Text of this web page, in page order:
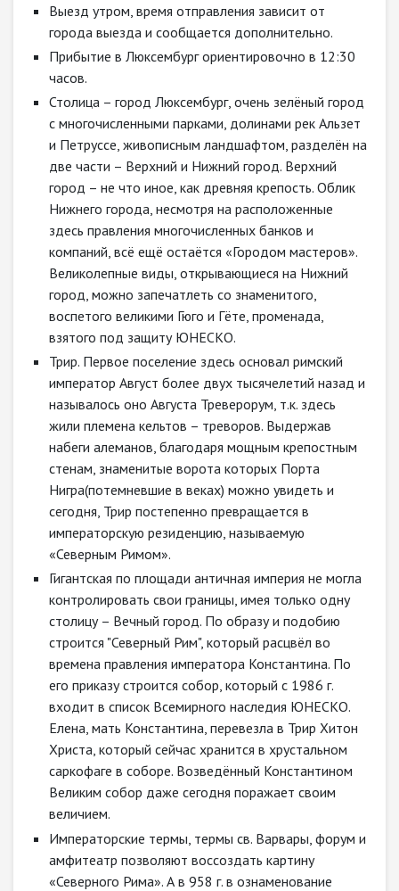
Выезд утром, время отправления зависит от
города выезда и сообщается дополнительно.
Прибытие в Люксембург ориентировочно в 12:30
часов.
Столица – город Люксембург, очень зелёный город
с многочисленными парками, долинами рек Альзет
и Петруссе, живописным ландшафтом, разделён на
две части – Верхний и Нижний город. Верхний
город – не что иное, как древняя крепость. Облик
Нижнего города, несмотря на расположенные
здесь правления многочисленных банков и
компаний, всё ещё остаётся «Городом мастеров».
Великолепные виды, открывающиеся на Нижний
город, можно запечатлеть со знаменитого,
воспетого великими Гюго и Гёте, променада,
взятого под защиту ЮНЕСКО.
Трир. Первое поселение здесь основал римский
император Август более двух тысячелетий назад и
называлось оно Августа Треверорум, т.к. здесь
жили племена кельтов – треворов. Выдержав
набеги алеманов, благодаря мощным крепостным
стенам, знаменитые ворота которых Порта
Нигра(потемневшие в веках) можно увидеть и
сегодня, Трир постепенно превращается в
императорскую резиденцию, называемую
«Северным Римом».
Гигантская по площади античная империя не могла
контролировать свои границы, имея только одну
столицу – Вечный город. По образу и подобию
строится "Северный Рим", который расцвёл во
времена правления императора Константина. По
его приказу строится собор, который с 1986 г.
входит в список Всемирного наследия ЮНЕСКО.
Елена, мать Константина, перевезла в Трир Хитон
Христа, который сейчас хранится в хрустальном
саркофаге в соборе. Возведённый Константином
Великим собор даже сегодня поражает своим
величием.
Императорские термы, термы св. Варвары, форум и
амфитеатр позволяют воссоздать картину
«Северного Рима». А в 958 г. в ознаменование